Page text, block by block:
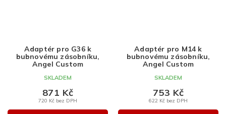
Adaptér pro G36 k
bubnovému zásobníku,
Angel Custom
SKLADEM
720 Kč bez DPH
871 Kč
Adaptér pro M14 k
bubnovému zásobníku,
Angel Custom
SKLADEM
622 Kč bez DPH
753 Kč